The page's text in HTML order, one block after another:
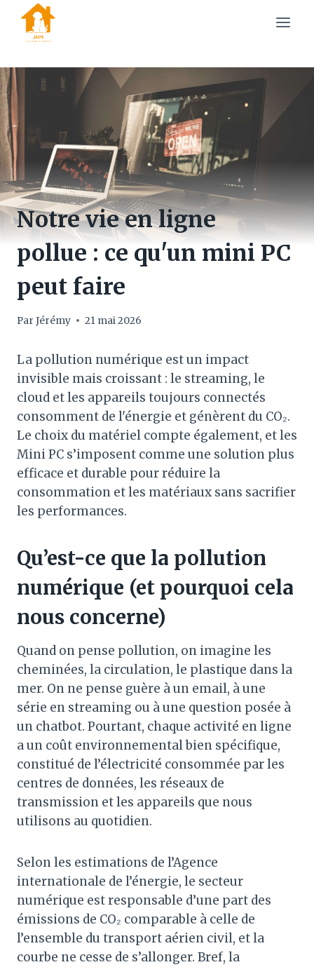
content
Notre vie en ligne
pollue : ce qu'un mini PC
peut faire
Par Jérémy 21 mai 2026
La pollution numérique est un impact
invisible mais croissant : le streaming, le
cloud et les appareils toujours connectés
consomment de l'énergie et génèrent du CO₂.
Le choix du matériel compte également, et les
Mini PC s’imposent comme une solution plus
efficace et durable pour réduire la
consommation et les matériaux sans sacrifier
les performances.
Qu’est-ce que la pollution
numérique (et pourquoi cela
nous concerne)
Quand on pense pollution, on imagine les
cheminées, la circulation, le plastique dans la
mer. On ne pense guère à un email, à une
série en streaming ou à une question posée à
un chatbot. Pourtant, chaque activité en ligne
a un coût environnemental bien spécifique,
constitué de l’électricité consommée par les
centres de données, les réseaux de
transmission et les appareils que nous
utilisons au quotidien.
Selon les estimations de l’Agence
internationale de l’énergie, le secteur
numérique est responsable d’une part des
émissions de CO₂ comparable à celle de
l’ensemble du transport aérien civil, et la
courbe ne cesse de s’allonger. Bref, la